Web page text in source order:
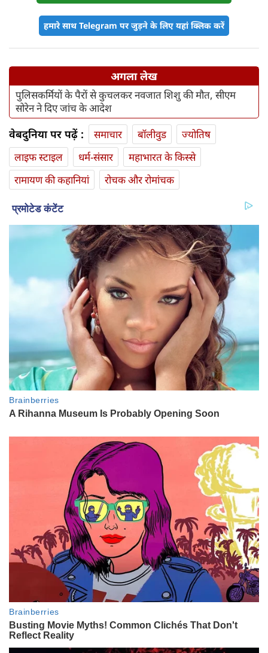
हमारे साथ Telegram पर जुड़ने के लिए यहां क्लिक करें
अगला लेख
पुलिसकर्मियों के पैरों से कुचलकर नवजात शिशु की मौत, सीएम
सोरेन ने दिए जांच के आदेश
वेबदुनिया पर पढ़ें : समाचार बॉलीवुड
ज्योतिष
लाइफ स्‍टाइल
धर्म-संसार
महाभारत के किस्से
रामायण की कहानियां
रोचक और रोमांचक